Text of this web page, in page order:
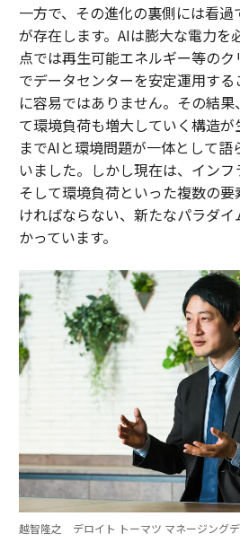
一方で、その進化の裏側には看
が存在します。AIは膨大な電力を
点では再生可能エネルギー等の
でデータセンターを安定運用す
に容易ではありません。その結
て環境負荷も増大していく構造
までAIと環境問題が一体として
いました。しかし現在は、インフ
そして環境負荷といった複数の
ければならない、新たなパラダ
かっています。
越智隆之 デロイト トーマツ マネージング